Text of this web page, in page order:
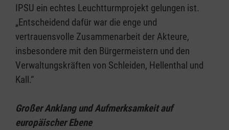
IPSU ein echtes Leuchtturmprojekt gelungen ist.
„Entscheidend dafür war die enge und
vertrauensvolle Zusammenarbeit der Akteure,
insbesondere mit den Bürgermeistern und den
Verwaltungskräften von Schleiden, Hellenthal und
Kall.“
Großer Anklang und Aufmerksamkeit auf
europäischer Ebene